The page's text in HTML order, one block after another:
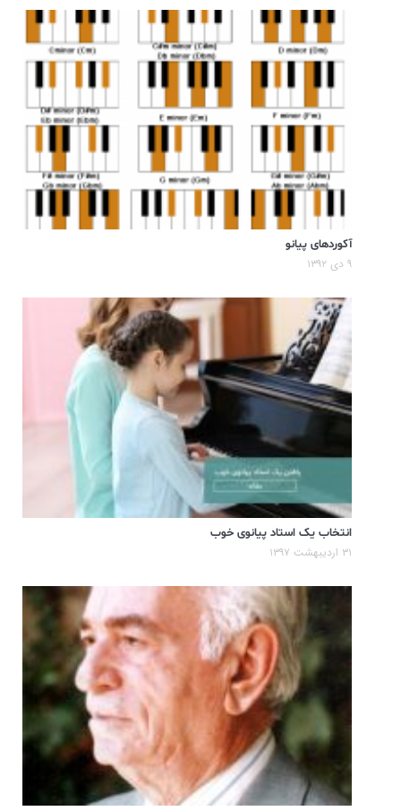
آکوردهای پیانو
۹ دی ۱۳۹۲
انتخاب یک استاد پیانوی خوب
۳۱ اردیبهشت ۱۳۹۷